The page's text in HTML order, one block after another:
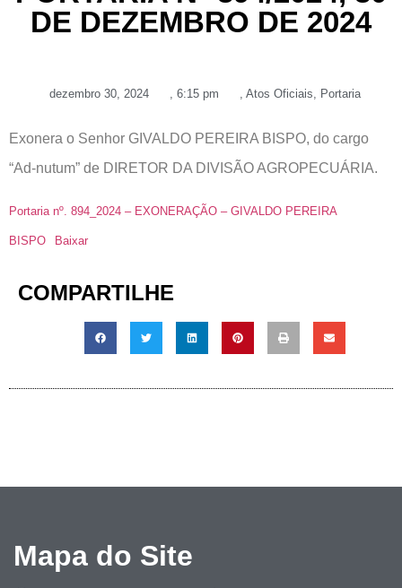
DE DEZEMBRO DE 2024
dezembro 30, 2024 , 6:15 pm , Atos Oficiais, Portaria
Exonera o Senhor GIVALDO PEREIRA BISPO, do cargo
“Ad-nutum” de DIRETOR DA DIVISÃO AGROPECUÁRIA.
Portaria nº. 894_2024 – EXONERAÇÃO – GIVALDO PEREIRA
BISPO Baixar
COMPARTILHE
Mapa do Site